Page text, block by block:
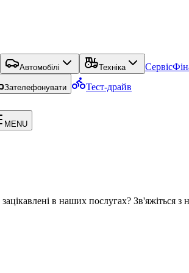
Автомобілі Техніка Сервіс
Зателефонувати Тест-драйв
MENU
в наших послугах? Зв'яжіться з